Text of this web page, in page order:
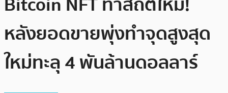
หลังยอดขายพุ่งทำจุดสูงสุด
ใหม่ทะลุ 4 พันล้านดอลลาร์